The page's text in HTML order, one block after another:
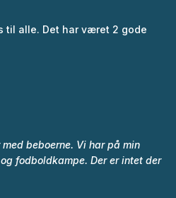
til alle. Det har været 2 gode
beboerne. Vi har på min
fodboldkampe. Der er intet der